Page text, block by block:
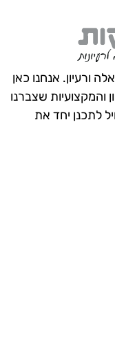
ורעיון. אנחנו כאן
שצברנו
לתכנן יחד את